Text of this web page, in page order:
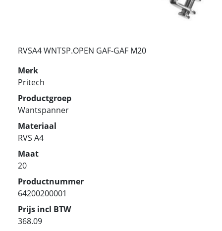
RVSA4 WNTSP.OPEN GAF-GAF M20
Merk
Pritech
Productgroep
Wantspanner
Materiaal
RVS A4
Maat
20
Productnummer
64200200001
Prijs incl BTW
368.09